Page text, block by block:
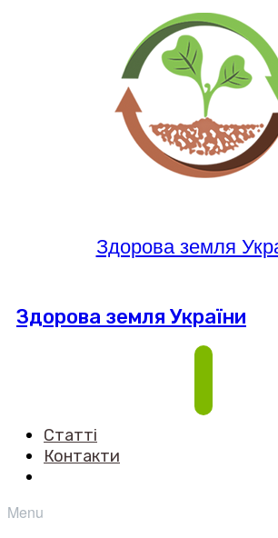
Здорова земля
Здорова земля України
Статті
Контакти
Menu